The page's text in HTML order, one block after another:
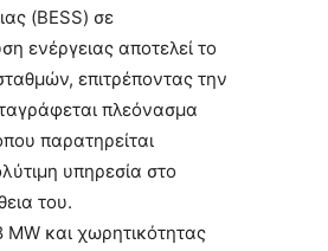
(BESS) σε
ενέργειας αποτελεί το
επιτρέποντας την
πλεόνασμα
παρατηρείται
υπηρεσία στο
του.
MW και χωρητικότητας